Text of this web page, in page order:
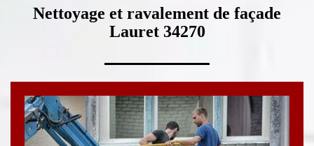
Nettoyage et ravalement de façade
Lauret 34270